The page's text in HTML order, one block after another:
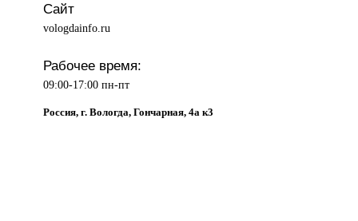
Сайт
vologdainfo.ru
Рабочее время:
09:00-17:00 пн-пт
Россия, г. Вологда, Гончарная, 4а к3